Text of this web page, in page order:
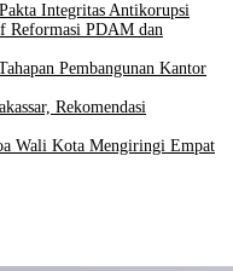
Integritas Antikorupsi
Reformasi PDAM dan
Pembangunan Kantor
Rekomendasi
Wali Kota Mengiringi Empat